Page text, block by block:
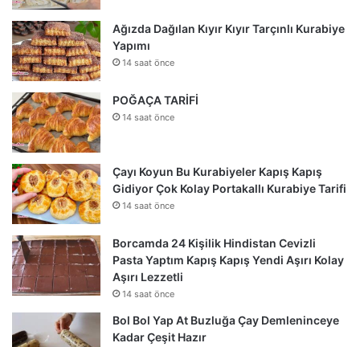
Ağızda Dağılan Kıyır Kıyır Tarçınlı Kurabiye
Yapımı
14 saat önce
POĞAÇA TARİFİ
14 saat önce
Çayı Koyun Bu Kurabiyeler Kapış Kapış
Gidiyor Çok Kolay Portakallı Kurabiye Tarifi
14 saat önce
Borcamda 24 Kişilik Hindistan Cevizli
Pasta Yaptım Kapış Kapış Yendi Aşırı Kolay
Aşırı Lezzetli
14 saat önce
Bol Bol Yap At Buzluğa Çay Demleninceye
Kadar Çeşit Hazır